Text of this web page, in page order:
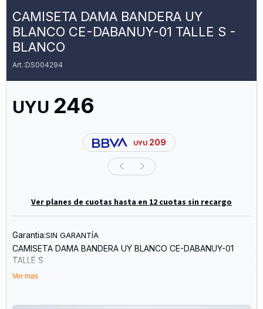
CAMISETA DAMA BANDERA UY
BLANCO CE-DABANUY-01 TALLE S -
BLANCO
DS004294
UYU 246
UYU 209
Ver planes de cuotas hasta en 12 cuotas sin recargo
Garantia:SIN GARANTÍA
CAMISETA DAMA BANDERA UY BLANCO CE-DABANUY-01
TALLE S
Ver mas